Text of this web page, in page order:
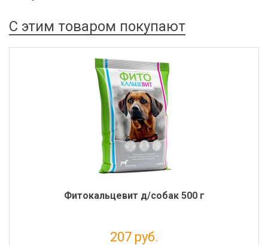
С этим товаром покупают
Фитокальцевит д/собак 500 г
207 руб.